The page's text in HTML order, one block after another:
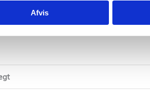
Afvis